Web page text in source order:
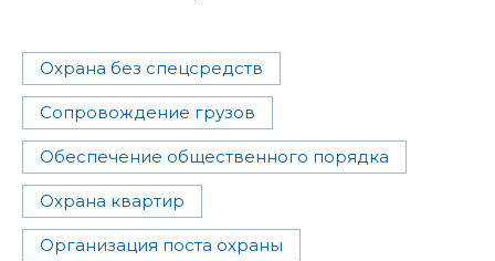
Охрана без спецсредств
Сопровождение грузов
Обеспечение общественного порядка
Охрана квартир
Организация поста охраны